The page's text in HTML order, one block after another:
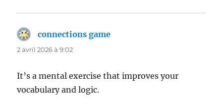
connections game
2 avril 2026 à 9:02
It’s a mental exercise that improves your
vocabulary and logic.